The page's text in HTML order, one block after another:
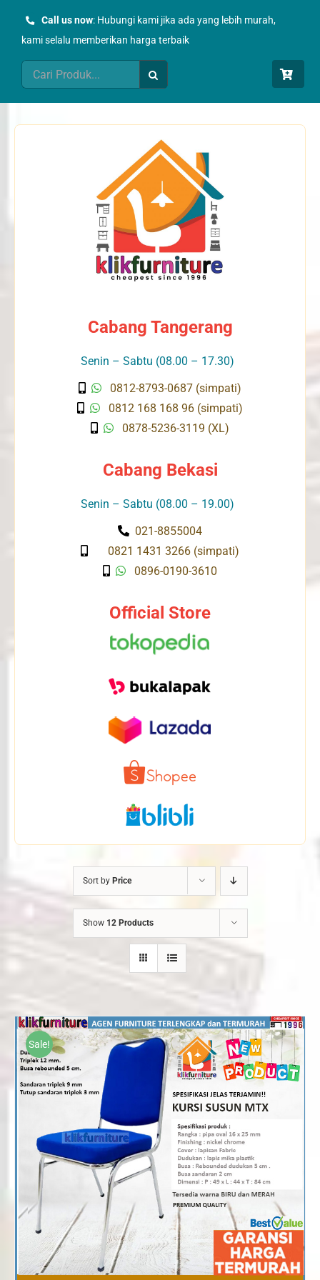
Call us now: Hubungi kami jika ada yang lebih murah,
kami selalu memberikan harga terbaik
Search
for:
Cabang Tangerang
Senin – Sabtu (08.00 – 17.30)
0812-8793-0687 (simpati)
0812 168 168 96 (simpati)
0878-5236-3119 (XL)
Cabang Bekasi
Senin – Sabtu (08.00 – 19.00)
021-8855004
0821 1431 3266 (simpati)
0896-0190-3610
Official Store
Sort by Price
Show 12 Products
Sale!